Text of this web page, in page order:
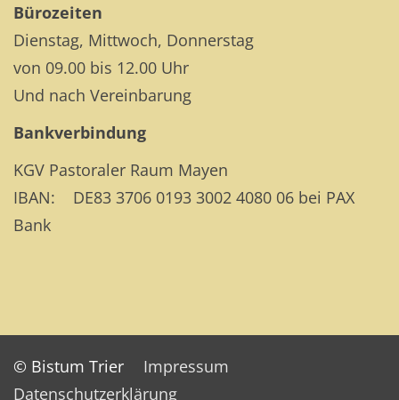
Bürozeiten
Dienstag, Mittwoch, Donnerstag
von 09.00 bis 12.00 Uhr
Und nach Vereinbarung
Bankverbindung
KGV Pastoraler Raum Mayen
IBAN: DE83 3706 0193 3002 4080 06 bei PAX
Bank
© Bistum Trier
Impressum
Datenschutzerklärung